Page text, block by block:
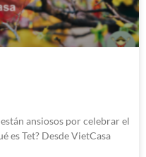
ansiosos por celebrar el
es Tet? Desde VietCasa